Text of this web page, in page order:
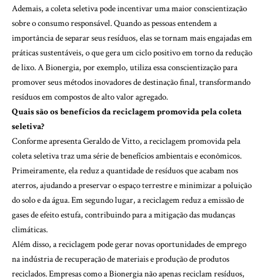
Ademais, a coleta seletiva pode incentivar uma maior conscientização
sobre o consumo responsável. Quando as pessoas entendem a
importância de separar seus resíduos, elas se tornam mais engajadas em
práticas sustentáveis, o que gera um ciclo positivo em torno da redução
de lixo. A Bionergia, por exemplo, utiliza essa conscientização para
promover seus métodos inovadores de destinação final, transformando
resíduos em compostos de alto valor agregado.
Quais são os benefícios da reciclagem promovida pela coleta
seletiva?
Conforme apresenta Geraldo de Vitto, a reciclagem promovida pela
coleta seletiva traz uma série de benefícios ambientais e econômicos.
Primeiramente, ela reduz a quantidade de resíduos que acabam nos
aterros, ajudando a preservar o espaço terrestre e minimizar a poluição
do solo e da água. Em segundo lugar, a reciclagem reduz a emissão de
gases de efeito estufa, contribuindo para a mitigação das mudanças
climáticas.
Além disso, a reciclagem pode gerar novas oportunidades de emprego
na indústria de recuperação de materiais e produção de produtos
reciclados. Empresas como a Bionergia não apenas reciclam resíduos,